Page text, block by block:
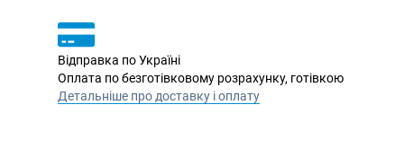
Відправка по Україні
Оплата по безготівковому розрахунку, готівкою
Детальніше про доставку і оплату